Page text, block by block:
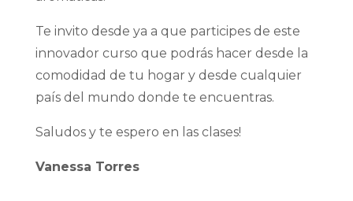
Te invito desde ya a que participes de este
innovador curso que podrás hacer desde la
comodidad de tu hogar y desde cualquier
país del mundo donde te encuentras.
Saludos y te espero en las clases!
Vanessa Torres